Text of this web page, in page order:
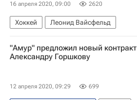
16 апреля 2020, 09:00 2620
Хоккей
Леонид Вайсфельд
Интервью РИА Спорт
"Амур" предложил новый контракт
Александру Горшкову
12 апреля 2020, 09:29 699